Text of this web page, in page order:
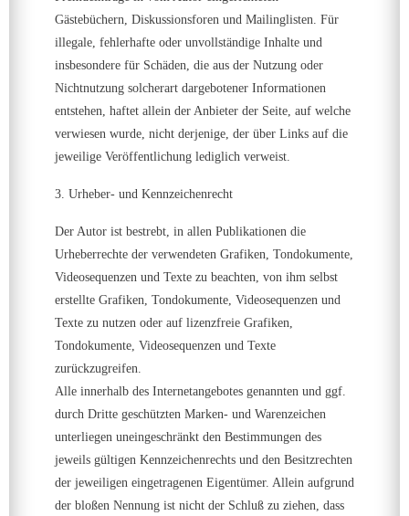
Gästebüchern, Diskussionsforen und Mailinglisten. Für
illegale, fehlerhafte oder unvollständige Inhalte und
insbesondere für Schäden, die aus der Nutzung oder
Nichtnutzung solcherart dargebotener Informationen
entstehen, haftet allein der Anbieter der Seite, auf welche
verwiesen wurde, nicht derjenige, der über Links auf die
jeweilige Veröffentlichung lediglich verweist.
3. Urheber- und Kennzeichenrecht
Der Autor ist bestrebt, in allen Publikationen die
Urheberrechte der verwendeten Grafiken, Tondokumente,
Videosequenzen und Texte zu beachten, von ihm selbst
erstellte Grafiken, Tondokumente, Videosequenzen und
Texte zu nutzen oder auf lizenzfreie Grafiken,
Tondokumente, Videosequenzen und Texte
zurückzugreifen.
Alle innerhalb des Internetangebotes genannten und ggf.
durch Dritte geschützten Marken- und Warenzeichen
unterliegen uneingeschränkt den Bestimmungen des
jeweils gültigen Kennzeichenrechts und den Besitzrechten
der jeweiligen eingetragenen Eigentümer. Allein aufgrund
der bloßen Nennung ist nicht der Schluß zu ziehen, dass